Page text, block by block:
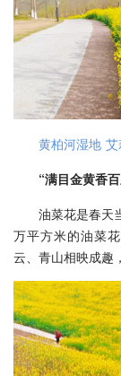
黄柏河湿地 艾
“满目金黄香
油菜花是春天
万平方米的油菜
云、青山相映成趣